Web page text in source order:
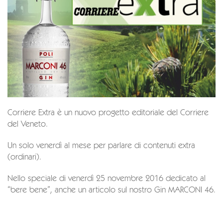
Corriere Extra è un nuovo progetto editoriale del Corriere
del Veneto.
Un solo venerdì al mese per parlare di contenuti extra
(ordinari).
Nello speciale di venerdì 25 novembre 2016 dedicato al
“bere bene”, anche un articolo sul nostro Gin MARCONI 46.